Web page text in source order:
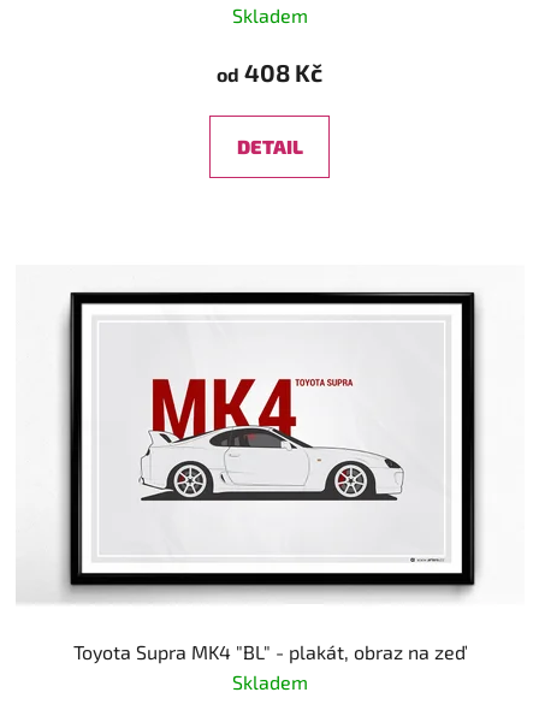
Skladem
od 408 Kč
DETAIL
Toyota Supra MK4 "BL" - plakát, obraz na zeď
Skladem